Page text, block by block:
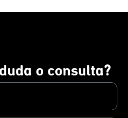
o consulta?